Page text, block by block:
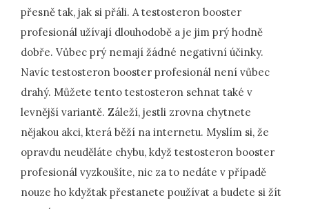
přesně tak, jak si přáli. A testosteron booster
profesionál užívají dlouhodobě a je jim prý hodně
dobře. Vůbec prý nemají žádné negativní účinky.
Navíc testosteron booster profesionál není vůbec
drahý. Můžete tento testosteron sehnat také v
levnější variantě. Záleží, jestli zrovna chytnete
nějakou akci, která běží na internetu. Myslím si, že
opravdu neuděláte chybu, když testosteron booster
profesionál vyzkoušíte, nic za to nedáte v případě
nouze ho kdyžtak přestanete používat a budete si žít